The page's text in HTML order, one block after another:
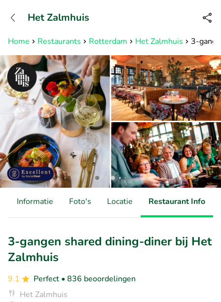
Bereikbaar tot 23:00 uur
Home Restaurants Rotterdam Het Zalmhuis 3-
Het Zalmhuis
Informatie Foto's Locatie Restaurant Info
3-gangen shared dining-diner bij Het
Zalmhuis
9.1 Perfect • 836 beoordelingen
Het Zalmhuis